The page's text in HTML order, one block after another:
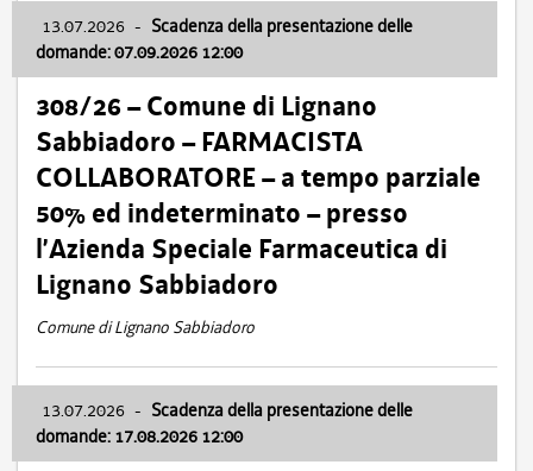
13.07.2026 - Scadenza della presentazione delle
domande: 07.09.2026 12:00
308/26 – Comune di Lignano
Sabbiadoro – FARMACISTA
COLLABORATORE – a tempo parziale
50% ed indeterminato – presso
l’Azienda Speciale Farmaceutica di
Lignano Sabbiadoro
Comune di Lignano Sabbiadoro
13.07.2026 - Scadenza della presentazione delle
domande: 17.08.2026 12:00